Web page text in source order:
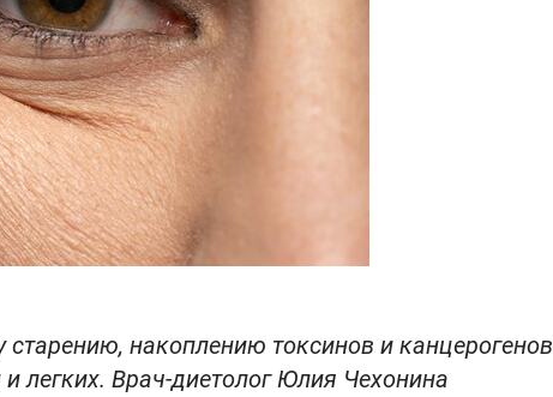
накоплению токсинов и канцерогенов
легких. Врач-диетолог Юлия Чехонина